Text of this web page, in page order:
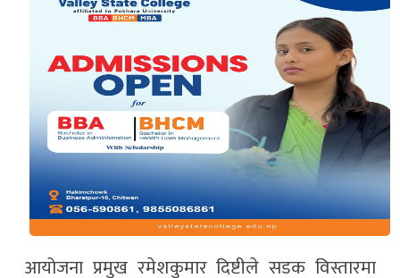
आयोजना प्रमुख रमेशकुमार दिष्टीले सडक विस्तारमा